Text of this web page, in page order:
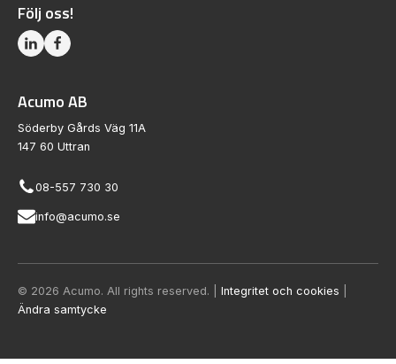
Följ oss!
Acumo AB
Söderby Gårds Väg 11A
147 60 Uttran
08-557 730 30
info@acumo.se
© 2026 Acumo. All rights reserved. | Integritet och cookies
Ändra samtycke